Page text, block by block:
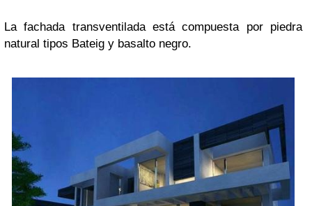
La fachada transventilada está compuesta por piedra
natural tipos Bateig y basalto negro.